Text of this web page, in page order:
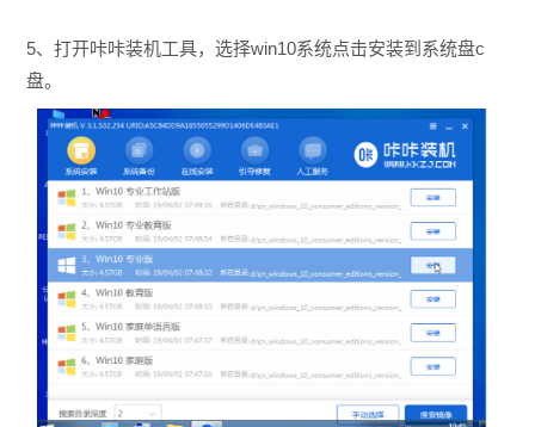
5、打开咔咔装机工具，选择win10系统点击安装到系统盘c
盘。